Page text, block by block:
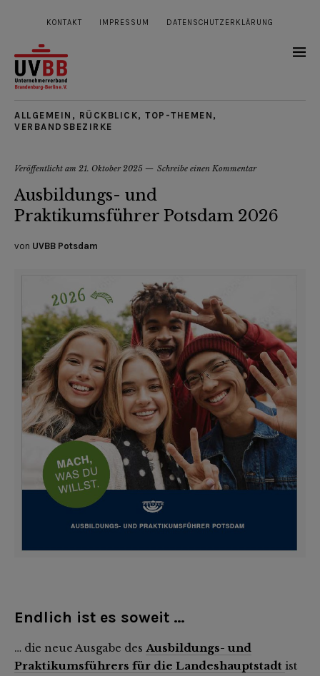
KONTAKT IMPRESSUM DATENSCHUTZERKLÄRUNG
ALLGEMEIN , RÜCKBLICK, TOP-THEMEN ,
VERBANDSBEZIRKE
Veröffentlicht am 21. Oktober 2025 Schreibe einen Kommentar
Ausbildungs- und
Praktikumsführer Potsdam 2026
von UVBB Potsdam
Endlich ist es soweit …
… die neue Ausgabe des Ausbildungs- und
Praktikumsführers für die Landeshauptstadt ist